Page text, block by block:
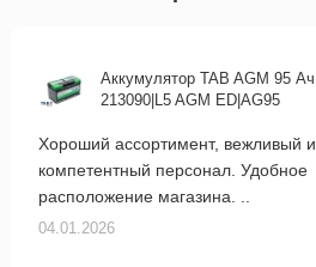
Аккумулятор TAB AGM 95 Ач
213090|L5 AGM ED|AG95
Хороший ассортимент, вежливый и
компетентный персонал. Удобное
расположение магазина. ..
04.01.2026